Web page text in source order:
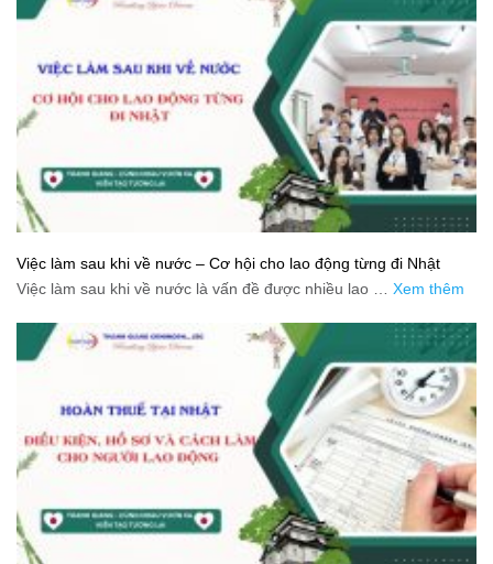
Việc làm sau khi về nước – Cơ hội cho lao động từng đi Nhật
Việc làm sau khi về nước là vấn đề được nhiều lao … Xem thêm